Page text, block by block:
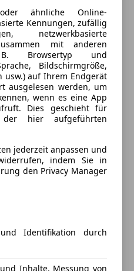
Schwarz
Kosmosschwarz
metallic
Metallic
Teilleder
ähnliche Online-
Kennungen, zufällig
netzwerkbasierte
mit anderen
Browsertyp und
Bildschirmgröße,
usw.) auf Ihrem Endgerät
ausgelesen werden, um
wenn es eine App
Dies geschieht für
hier aufgeführten
jederzeit anpassen und
indem Sie in
den Privacy Manager
Identifikation durch
Inhalte, Messung von